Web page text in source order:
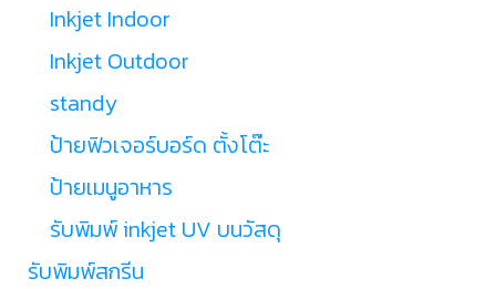
Inkjet Indoor
Inkjet Outdoor
standy
ป้ายฟิวเจอร์บอร์ด ตั้งโต๊ะ
ป้ายเมนูอาหาร
รับพิมพ์ inkjet UV บนวัสดุ
รับพิมพ์สกรีน